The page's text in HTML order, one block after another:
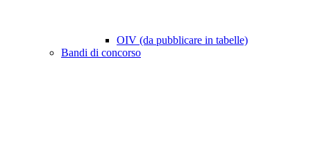
OIV (da pubblicare in tabelle)
Bandi di concorso